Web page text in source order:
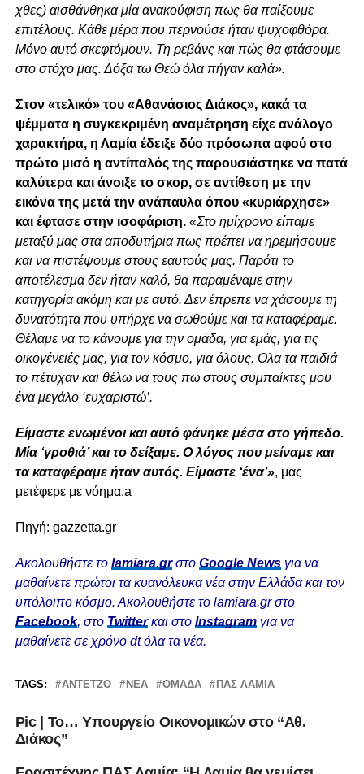
χθες) αισθάνθηκα μία ανακούφιση πως θα παίξουμε
επιτέλους. Κάθε μέρα που περνούσε ήταν ψυχοφθόρα.
Μόνο αυτό σκεφτόμουν. Τη ρεβάνς και πώς θα φτάσουμε
στο στόχο μας. Δόξα τω Θεώ όλα πήγαν καλά».
Στον «τελικό» του «Αθανάσιος Διάκος», κακά τα
ψέμματα η συγκεκριμένη αναμέτρηση είχε ανάλογο
χαρακτήρα, η Λαμία έδειξε δύο πρόσωπα αφού στο
πρώτο μισό η αντίπαλός της παρουσιάστηκε να πατά
καλύτερα και άνοιξε το σκορ, σε αντίθεση με την
εικόνα της μετά την ανάπαυλα όπου «κυριάρχησε»
και έφτασε στην ισοφάριση. «Στο ημίχρονο είπαμε
μεταξύ μας στα αποδυτήρια πως πρέπει να ηρεμήσουμε
και να πιστέψουμε στους εαυτούς μας. Παρότι το
αποτέλεσμα δεν ήταν καλό, θα παραμέναμε στην
κατηγορία ακόμη και με αυτό. Δεν έπρεπε να χάσουμε τη
δυνατότητα που υπήρχε να σωθούμε και τα καταφέραμε.
Θέλαμε να το κάνουμε για την ομάδα, για εμάς, για τις
οικογένειές μας, για τον κόσμο, για όλους. Ολα τα παιδιά
το πέτυχαν και θέλω να τους πω στους συμπαίκτες μου
ένα μεγάλο ‘ευχαριστώ’.
Είμαστε ενωμένοι και αυτό φάνηκε μέσα στο γήπεδο.
Μία ‘γροθιά’ και το δείξαμε. Ο λόγος που μείναμε και
τα καταφέραμε ήταν αυτός. Είμαστε ‘ένα’», μας
μετέφερε με νόημα.a
Πηγή: gazzetta.gr
Ακολουθήστε το lamiara.grστο Google Newsγια να
μαθαίνετε πρώτοι τα κυανόλευκα νέα στην Ελλάδα και τον
υπόλοιπο κόσμο. Ακολουθήστε το lamiara.gr στο
Facebook, στο Twitterκαι στο Instagram για να
μαθαίνετε σε χρόνο dt όλα τα νέα.
TAGS: ΑΝΤΈΤΖΟ ΝΈΑ ΟΜΆΔΑ ΠΑΣ ΛΑΜΙΑ
Pic | Το… Υπουργείο Οικονομικών στο “Αθ.
Διάκος”